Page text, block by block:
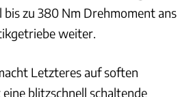
zu 380 Nm Drehmoment ans
weiter.
Letzteres auf soften
blitzschnell schaltende